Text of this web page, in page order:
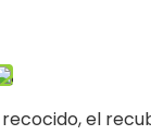
el